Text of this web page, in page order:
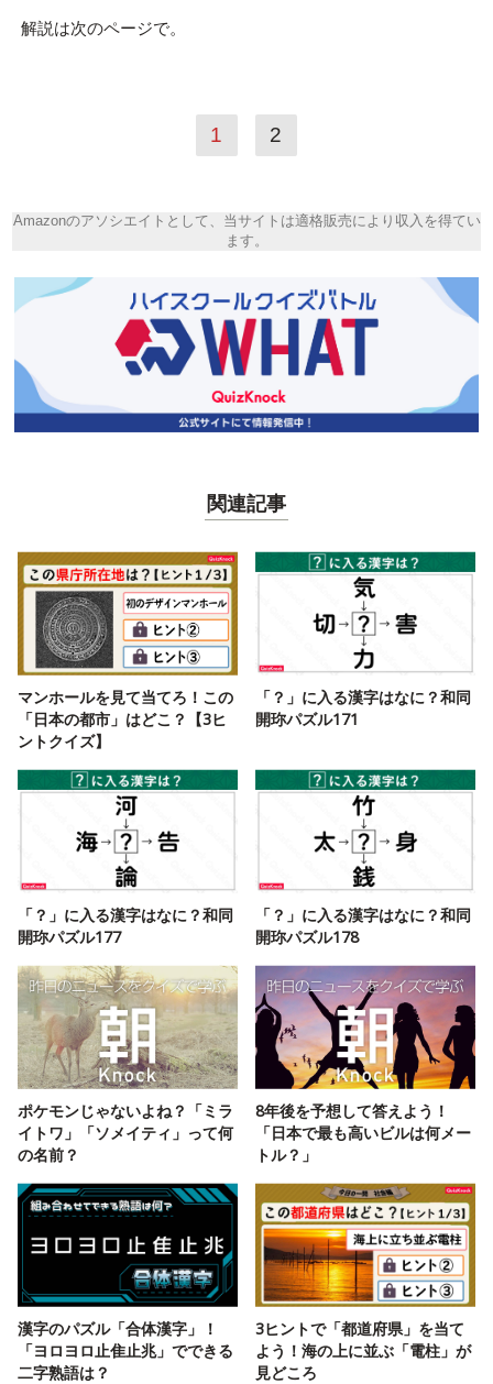
解説は次のページで。
1 2
Amazonのアソシエイトとして、当サイトは適格販売により収入を得てい
ます。
関連記事
マンホールを見て当てろ！この
「日本の都市」はどこ？【3ヒ
ントクイズ】
「？」に入る漢字はなに？和同
開珎パズル171
「？」に入る漢字はなに？和同
開珎パズル177
「？」に入る漢字はなに？和同
開珎パズル178
ポケモンじゃないよね？「ミラ
イトワ」「ソメイティ」って何
の名前？
8年後を予想して答えよう！
「日本で最も高いビルは何メー
トル？」
漢字のパズル「合体漢字」！
「ヨロヨロ止隹止兆」でできる
二字熟語は？
3ヒントで「都道府県」を当て
よう！海の上に並ぶ「電柱」が
見どころ